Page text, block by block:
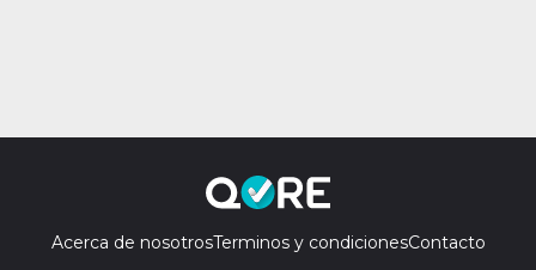
Acerca de nosotrosTerminos y condicionesContacto